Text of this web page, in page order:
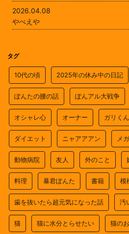
2026.04.08
やべえや
タグ
10代の頃 2025年の休み中の日記
ぽんたの腰の話 ぽんアル大戦争
オシャレ心 オーナー ガリくん
ダイエット ニャアアアン メ
動物病院 友人 外のこと
料理 暴君ぽんた 書籍 模
歯を抜いたら超元気になった話 汚
猫 猫に水分とらせたい 猫の